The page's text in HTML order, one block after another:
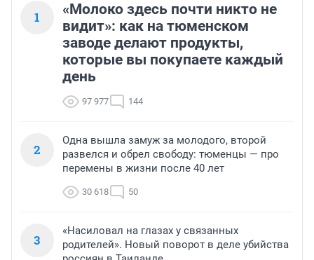
1
«Молоко здесь почти никто не
видит»: как на тюменском
заводе делают продукты,
которые вы покупаете каждый
день
97 977 144
2
Одна вышла замуж за молодого, второй
развелся и обрел свободу: тюменцы — про
перемены в жизни после 40 лет
30 618 50
3
«Насиловал на глазах у связанных
родителей». Новый поворот в деле убийства